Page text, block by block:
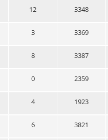
12 3348
3 3369
8 3387
0 2359
4 1923
6 3821